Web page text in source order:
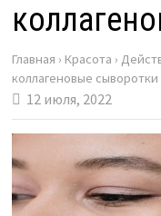
Главная › Красота ›
коллагеновые сыворотки
12 июля, 2022